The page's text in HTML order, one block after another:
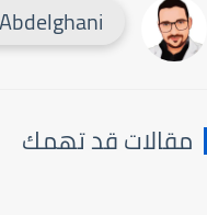
Abdelghani
قد تهمك